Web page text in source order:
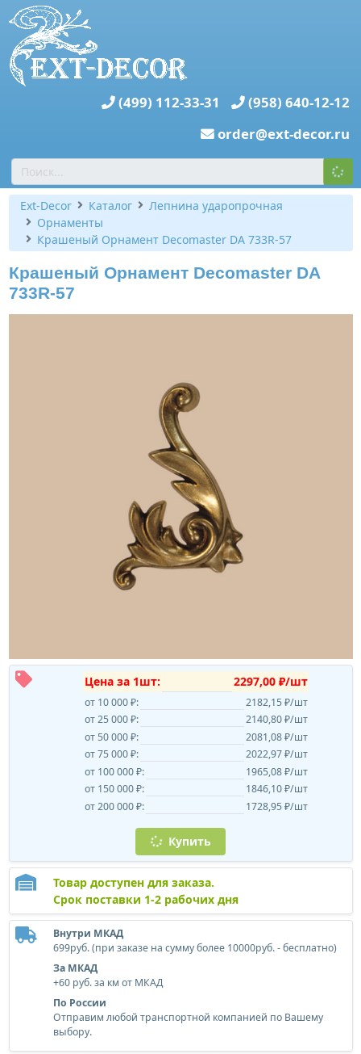
(499) 112-33-31
(958) 640-12-12
order@ext-decor.ru
Ext-Decor Каталог
Лепнина ударопрочная
Орнаменты
Крашеный Орнамент Decomaster DA 733R-57
Крашеный Орнамент Decomaster DA
733R-57
Цена за 1шт: 2297,00 ₽/шт
от 10 000 ₽:
2182,15 ₽/шт
от 25 000 ₽:
2140,80 ₽/шт
от 50 000 ₽:
2081,08 ₽/шт
от 75 000 ₽:
2022,97 ₽/шт
от 100 000 ₽:
1965,08 ₽/шт
от 150 000 ₽:
1846,10 ₽/шт
от 200 000 ₽:
1728,95 ₽/шт
Купить
Товар доступен для заказа.
Срок поставки 1-2 рабочих дня
Внутри МКАД
699руб. (при заказе на сумму более 10000руб. - бесплатно)
За МКАД
+60 руб. за км от МКАД
По России
Отправим любой транспортной компанией по Вашему
выбору.